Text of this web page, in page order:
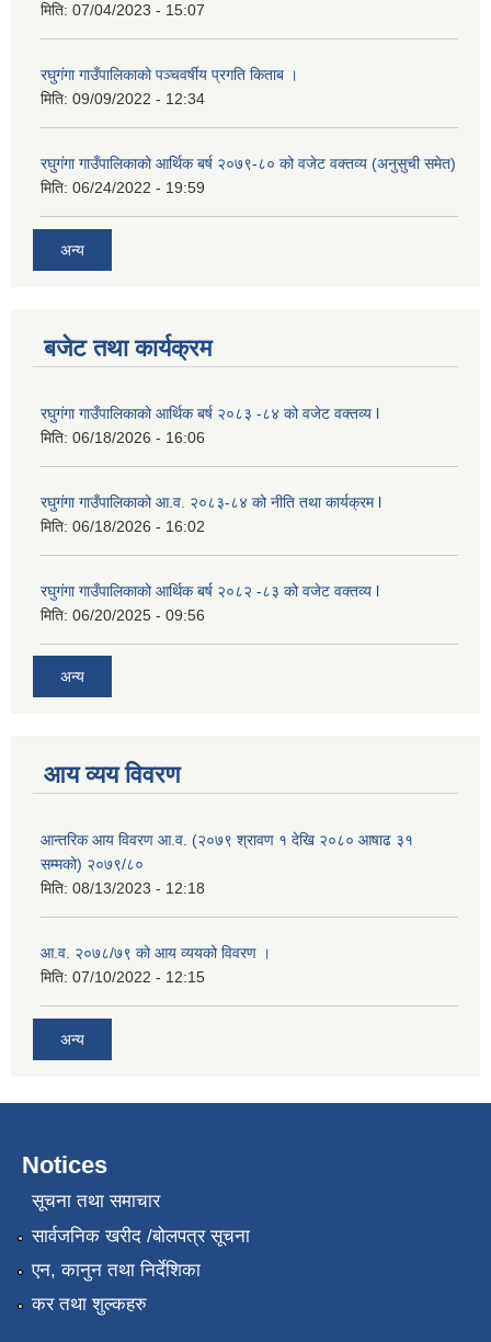
मिति: 07/04/2023 - 15:07
रघुगंगा गाउँपालिकाको पञ्चवर्षीय प्रगति किताब ।
मिति: 09/09/2022 - 12:34
रघुगंगा गाउँपालिकाको आर्थिक बर्ष २०७९-८० को वजेट वक्तव्य (अनुसुची समेत)
मिति: 06/24/2022 - 19:59
अन्य
बजेट तथा कार्यक्रम
रघुगंगा गाउँपालिकाको आर्थिक बर्ष २०८३ -८४ को वजेट वक्तव्य l
मिति: 06/18/2026 - 16:06
रघुगंगा गाउँपालिकाको आ.व. २०८३-८४ को नीति तथा कार्यक्रम l
मिति: 06/18/2026 - 16:02
रघुगंगा गाउँपालिकाको आर्थिक बर्ष २०८२ -८३ को वजेट वक्तव्य l
मिति: 06/20/2025 - 09:56
अन्य
आय व्यय विवरण
आन्तरिक आय विवरण आ.व. (२०७९ श्रावण १ देखि २०८० आषाढ ३१
सम्मको) २०७९/८०
मिति: 08/13/2023 - 12:18
आ.व. २०७८/७९ को आय व्ययको विवरण ।
मिति: 07/10/2022 - 12:15
अन्य
Notices
सूचना तथा समाचार
सार्वजनिक खरीद /बोलपत्र सूचना
एन, कानुन तथा निर्देशिका
कर तथा शुल्कहरु